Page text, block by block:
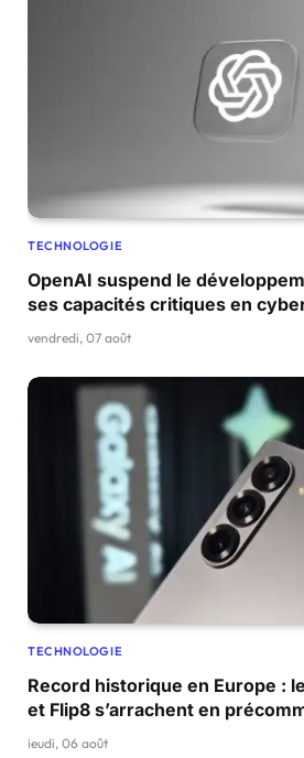
TECHNOLOGIE
OpenAI suspend le
ses capacités critiques en
vendredi, 07 août
TECHNOLOGIE
Record historique en Europe :
et Flip8 s’arrachent en
jeudi, 06 août